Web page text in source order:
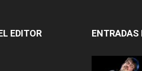
EDITOR ENTRADAS